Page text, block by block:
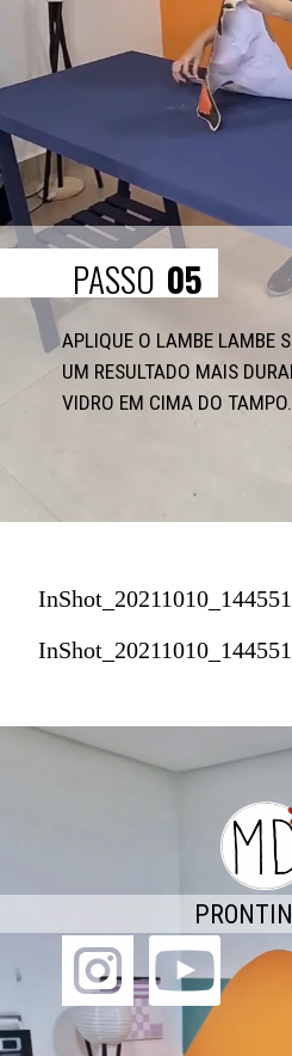
05
APLIQUE O LAMBE LAMBE
UM RESULTADO MAIS
VIDRO EM CIMA DO TAMPO.
PASSO